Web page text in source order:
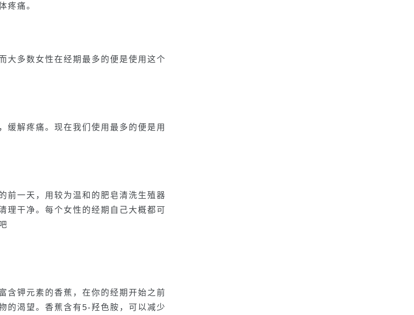
疼痛。
大多数女性在经期最多的便是使用这个
缓解疼痛。现在我们使用最多的便是用
前一天，用较为温和的肥皂清洗生殖器
理干净。每个女性的经期自己大概都可
含钾元素的香蕉，在你的经期开始之前
的渴望。香蕉含有5-羟色胺，可以减少